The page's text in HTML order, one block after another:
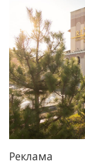
Реклама